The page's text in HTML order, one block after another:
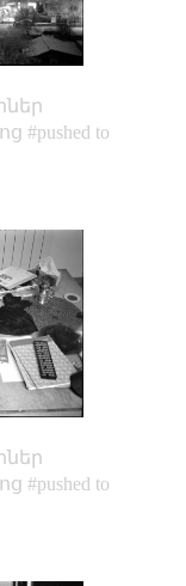
pushed to
pushed to